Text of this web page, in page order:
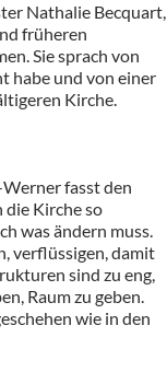
Nathalie Becquart,
früheren
Sie sprach von
habe und von einer
Kirche.
fasst den
die Kirche so
was ändern muss.
verflüssigen, damit
sind zu eng,
Raum zu geben.
wie in den